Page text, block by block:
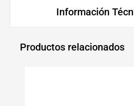
Información
Productos relacionados